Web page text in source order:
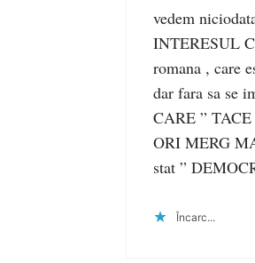
vedem
INTERESUL
romana , care
dar fara sa se
CARE ”
ORI MERG
stat ”
Încarc...